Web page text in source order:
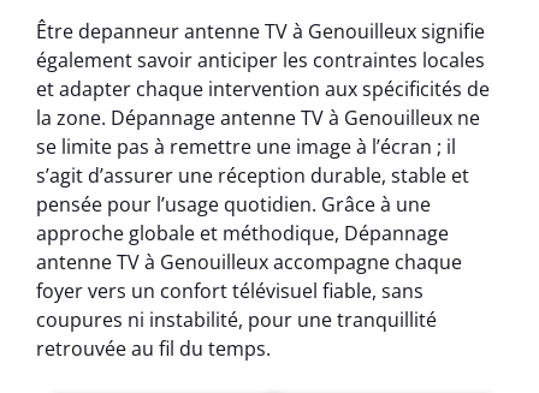
Être depanneur antenne TV à Genouilleux signifie
également savoir anticiper les contraintes locales
et adapter chaque intervention aux spécificités de
la zone. Dépannage antenne TV à Genouilleux ne
se limite pas à remettre une image à l’écran ; il
s’agit d’assurer une réception durable, stable et
pensée pour l’usage quotidien. Grâce à une
approche globale et méthodique, Dépannage
antenne TV à Genouilleux accompagne chaque
foyer vers un confort télévisuel fiable, sans
coupures ni instabilité, pour une tranquillité
retrouvée au fil du temps.